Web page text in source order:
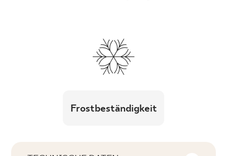
Frostbeständigkeit